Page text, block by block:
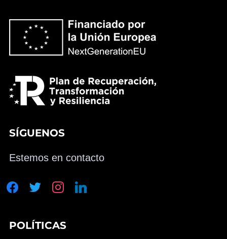
SÍGUENOS
Estemos en contacto
facebooktwitter instagramlinkedin
POLÍTICAS